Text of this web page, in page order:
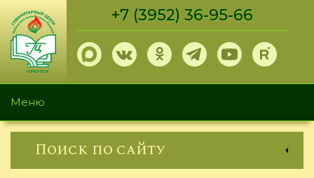
Перейти
основному
содержанию
+7 (3952) 36-95-66
Меню
Поиск по сайту